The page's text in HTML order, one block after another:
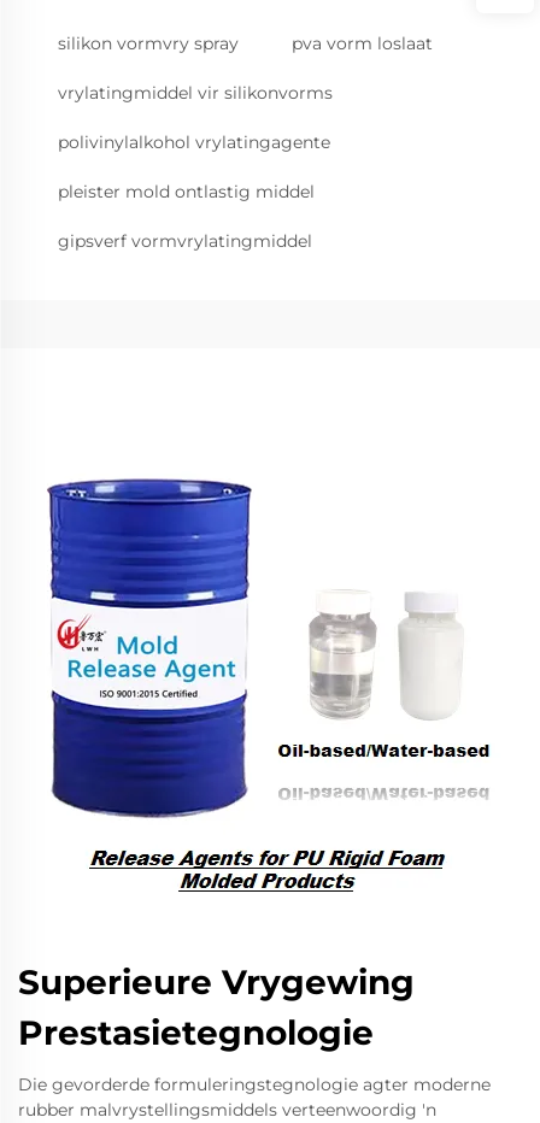
silikon vormvry spray pva vorm loslaat
vrylatingmiddel vir silikonvorms
polivinylalkohol vrylatingagente
pleister mold ontlastig middel
gipsverf vormvrylatingmiddel
Superieure Vrygewing
Prestasietegnologie
Die gevorderde formuleringstegnologie agter moderne
rubber malvrystellingsmiddels verteenwoordig 'n